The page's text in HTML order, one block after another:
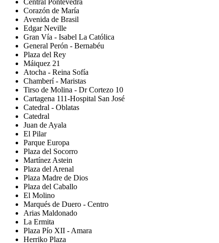
Corazón de María
Avenida de Brasil
Edgar Neville
Gran Vía - Isabel La Católica
General Perón - Bernabéu
Plaza del Rey
Máiquez 21
Atocha - Reina Sofía
Chamberí - Maristas
Tirso de Molina - Dr Cortezo 10
Cartagena 111-Hospital San José
Catedral - Oblatas
Catedral
Juan de Ayala
El Pilar
Parque Europa
Plaza del Socorro
Martínez Astein
Plaza del Arenal
Plaza Madre de Dios
Plaza del Caballo
El Molino
Marqués de Duero - Centro
Arias Maldonado
La Ermita
Plaza Pío XII - Amara
Herriko Plaza